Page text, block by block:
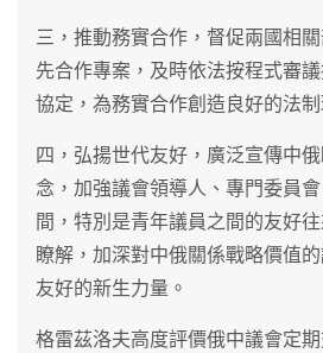
三，推動務實合作，督促兩國相
先合作專案，及時依法按程式審
協定，為務實合作創造良好的法制
四，弘揚世代友好，廣泛宣傳中
念，加強議會領導人、專門委員
間，特別是青年議員之間的友好
瞭解，加深對中俄關係戰略價值
友好的新生力量。
格雷茲洛夫高度評價俄中議會定